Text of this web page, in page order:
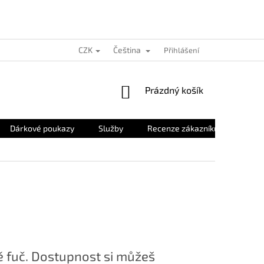
CZK Čeština Přihlášení
NÁKUPNÍ
Prázdný košík
Dárkové poukazy Služby Recenze zákazníků
fuč. Dostupnost si můžeš